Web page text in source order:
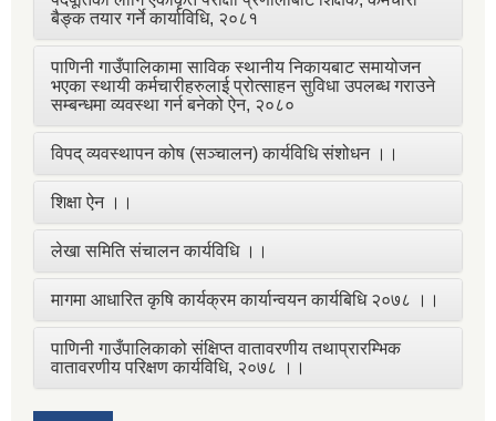
बैङ्क तयार गर्ने कार्याविधि, २०८१
पाणिनी गाउँपालिकामा साविक स्थानीय निकायबाट समायोजन
भएका स्थायी कर्मचारीहरुलाई प्रोत्साहन सुविधा उपलब्ध गराउने
सम्बन्धमा व्यवस्था गर्न बनेको ऐन, २०८०
विपद् व्यवस्थापन कोष (सञ्चालन) कार्यविधि संशोधन ।।
शिक्षा ऐन ।।
लेखा समिति संचालन कार्यविधि ।।
मागमा आधारित कृषि कार्यक्रम कार्यान्वयन कार्यबिधि २०७८ ।।
पाणिनी गाउँपालिकाको संक्षिप्त वातावरणीय तथाप्रारम्भिक
वातावरणीय परिक्षण कार्यविधि, २०७८ ।।